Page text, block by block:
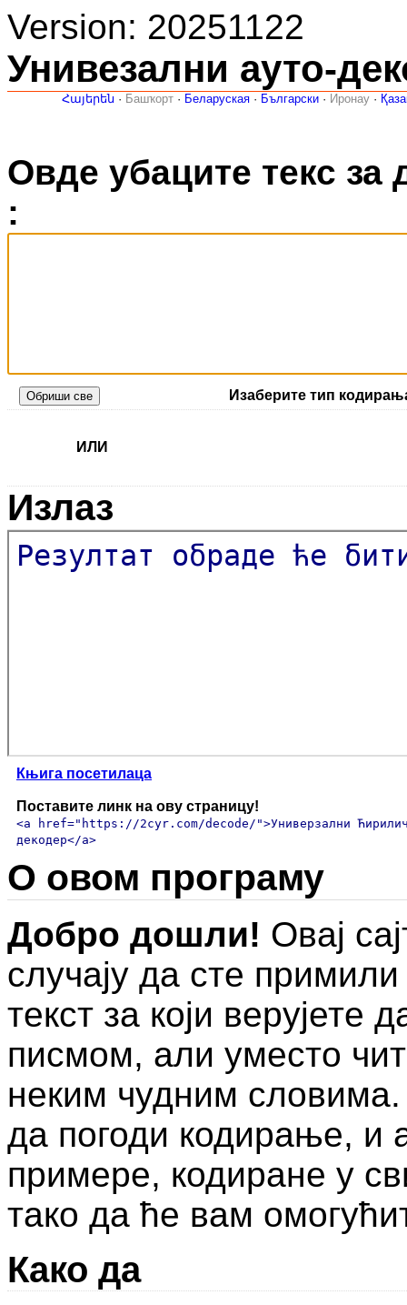
Version: 20251122
Унивезални ауто-
Հայերեն · Башҡорт · Беларуская · Български · Иронау ·
Овде убаците текс
:
Изаберите тип
ИЛИ
Излаз
Резултат обраде ће
Књига посетилаца
Поставите линк на ову страницу!
<a href="https://2cyr.com/decode/">Универзални
декодер</a>
О овом програму
Добро дошли! Овај
случају да сте
текст за који верујете
писмом, али уместо
неким чудним
да погоди кодирање, и
примере, кодиране у
тако да ће вам
Како да